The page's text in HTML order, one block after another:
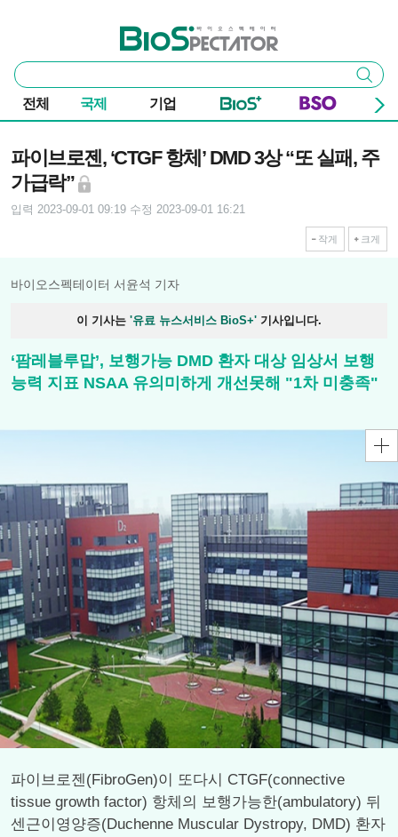
바이오스펙테이터
통
합
검
색
검색
전체 국제 기업
파이브로젠, ‘CTGF 항체’ DMD 3상 “또 실패, 주
가급락”
입력 2023-09-01 09:19 수정 2023-09-01 16:21
작게 크게
바이오스펙테이터 서윤석 기자
이 기사는 '유료 뉴스서비스 BioS+' 기사입니다.
‘팜레블루맙’, 보행가능 DMD 환자 대상 임상서 보행
능력 지표 NSAA 유의미하게 개선못해 "1차 미충족"
파이브로젠(FibroGen)이 또다시 CTGF(connective
tissue growth factor) 항체의 보행가능한(ambulatory) 뒤
센근이영양증(Duchenne Muscular Dystropy, DMD) 환자